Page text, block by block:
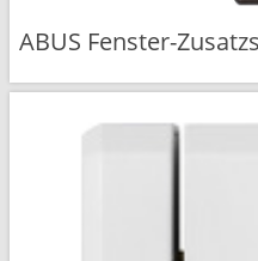
ABUS Fenster-